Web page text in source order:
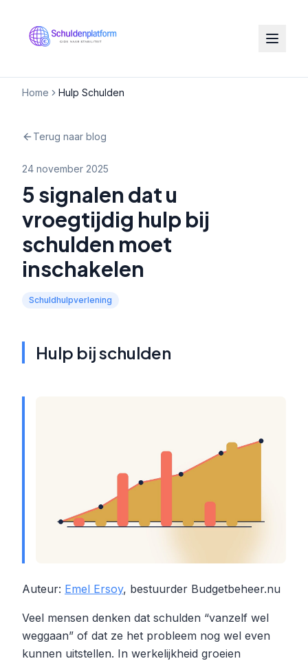
Home Hulp Schulden
Terug naar blog
24 november 2025
5 signalen dat u
vroegtijdig hulp bij
schulden moet
inschakelen
Schuldhulpverlening
Hulp bij schulden
Auteur: Emel Ersoy, bestuurder Budgetbeheer.nu
Veel mensen denken dat schulden “vanzelf wel
weggaan” of dat ze het probleem nog wel even
kunnen uitstellen. In werkelijkheid groeien